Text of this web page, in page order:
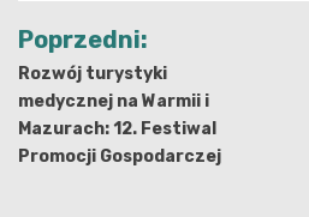
Nawigacja
wpisu
Poprzedni:
Rozwój turystyki
medycznej na Warmii i
Mazurach: 12. Festiwal
Promocji Gospodarczej